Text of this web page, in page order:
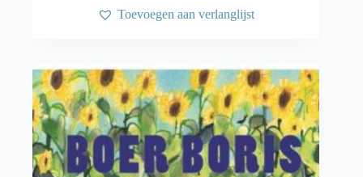
Toevoegen aan verlanglijst